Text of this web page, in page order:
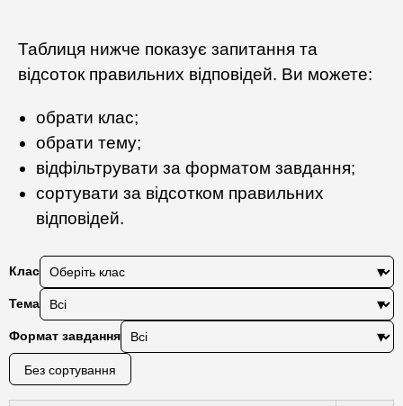
Таблиця нижче показує запитання та
відсоток правильних відповідей. Ви можете:
обрати клас;
обрати тему;
відфільтрувати за форматом завдання;
сортувати за відсотком правильних
відповідей.
Клас
Тема
Формат завдання
Без сортування